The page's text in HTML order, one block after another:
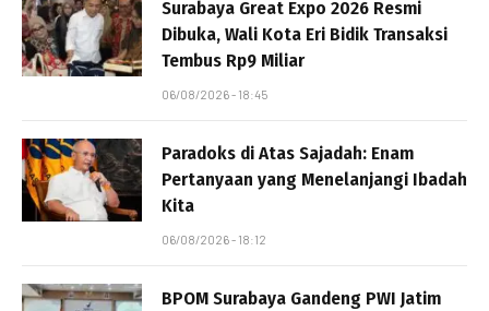
Surabaya Great Expo 2026 Resmi
Dibuka, Wali Kota Eri Bidik Transaksi
Tembus Rp9 Miliar
06/08/2026 - 18:45
Paradoks di Atas Sajadah: Enam
Pertanyaan yang Menelanjangi Ibadah
Kita
06/08/2026 - 18:12
BPOM Surabaya Gandeng PWI Jatim